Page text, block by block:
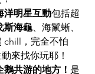
洋明星互動包括超
斯海龜、海鬣蜥、
chill，完全不怕
來找你玩耶！
鵝共游的地方！ 是